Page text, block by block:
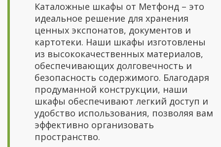
Каталожные шкафы от Метфонд – это
идеальное решение для хранения
ценных экспонатов, документов и
картотеки. Наши шкафы изготовлены
из высококачественных материалов,
обеспечивающих долговечность и
безопасность содержимого. Благодаря
продуманной конструкции, наши
шкафы обеспечивают легкий доступ и
удобство использования, позволяя вам
эффективно организовать
пространство.